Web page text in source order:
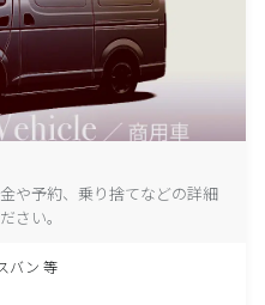
や予約、乗り捨てなどの詳細
さい。
バン 等